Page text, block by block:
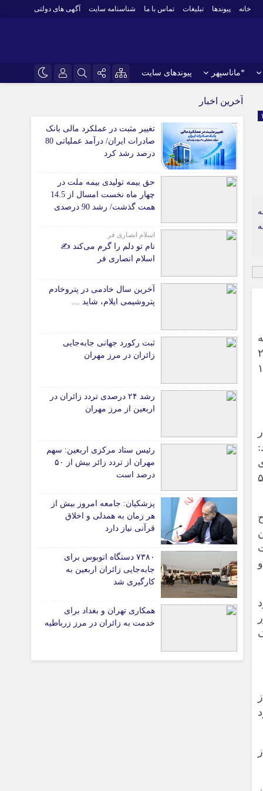
خانه پیوندها تبلیغات تماس با ما شناسنامه سایت آگهی های دولتی
*ماناسپهر پیوندهای سایت
سروش
ایتا
نام کاربری یا نشانی ایمیل
رمز عبور
مرا به خاطر بسپار
باشگاه پرسپولیس
باشگاه استقلال
کشتی و وزنه‌برداری
ورزشهای رزمی
ورزش زنان
سایر حوزه ها
*جامعه
دانشگاه
آموزش و پرورش
حوادث، انتظامی
شهرداری و شورای شهر
*ماناسپهر
اطلاعیه
پیام تبریک ماناسپهر
پیوندهای سایت
مراغه- هشترود به طول ۲۹
۱۴۰۳
یک‌هزار و ۵۰۰
استان و
آخرین اخبار
تغییر مثبت در عملکرد مالی بانک
صادرات ایران/ درآمد عملیاتی 80
درصد رشد کرد
حق بیمه تولیدی بیمه ملت در
چهار ماه نخست امسال از 14.5
همت گذشت/ رشد 90 درصدی
گذشته
اسلام انصاری فر
نام تو دلم را گرم می‌کند ✍️
اسلام انصاری فر
آخرین سال خادمی در پتروخادم
پتروشیمی ایلام، شاید …
ثبت رکورد جهانی جابه‌جایی
زائران در مرز مهران
رشد ۲۴ درصدی تردد زائران در
اربعین از مرز مهران
رئیس ستاد مرکزی اربعین: سهم
مهران از تردد زائر بیش از ۵۰
درصد است
پزشکیان: جامعه امروز بیش از
هر زمان به همدلی و اخلاق
قرآنی نیاز دارد
۷۳۸۰ دستگاه اتوبوس برای
جابه‌جایی زائران اربعین به‌
کارگیری شد
همکاری تهران و بغداد برای
خدمت به زائران در مرز زرباطیه